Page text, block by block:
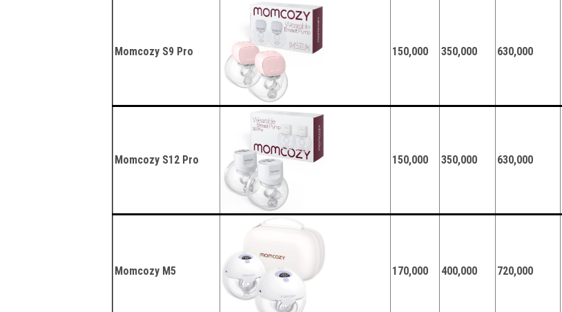
Momcozy S9 Pro 150,000 350,000 630,000
Momcozy S12 Pro 150,000 350,000 630,000
Momcozy M5 170,000 400,000 720,000